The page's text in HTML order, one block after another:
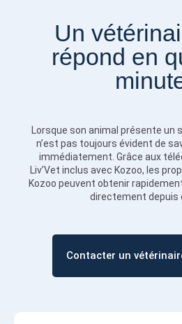
Un
répond en
Lorsque son animal présente un
n’est pas toujours évident de
immédiatement. Grâce aux
Liv’Vet inclus avec Kozoo, les
Kozoo peuvent obtenir
directement depuis
Contacter un